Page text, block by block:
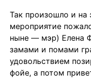
Так произошло и на
мероприятие
ныне — мэр) Елена
замами и помами
удовольствием
фойе, а потом